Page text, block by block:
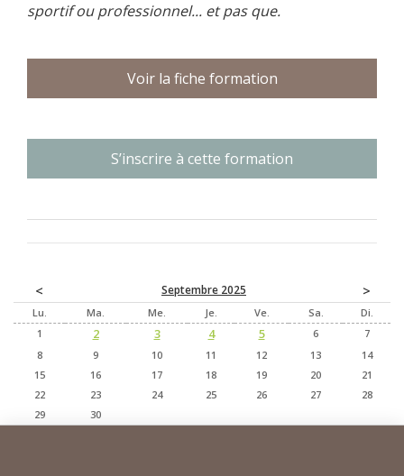
sportif ou professionnel... et pas que.
Voir la fiche formation
< Septembre 2025 >
Lu Ma Me Je Ve Sa
Di
1
2 3 4 5 6
7
8
9 10 11 12 13
14
15
16 17 18 19 20
21
22
23 24 25 26 27
28
29
30